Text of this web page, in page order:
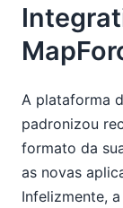
A plataforma
padronizou
formato da
as novas
Infelizmente,